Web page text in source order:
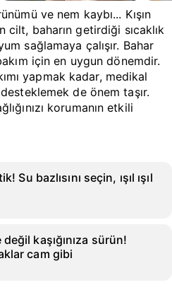
ve nem kaybı... Kışın
cilt, baharın getirdiği sıcaklık
sağlamaya çalışır. Bahar
için en uygun dönemdir.
yapmak kadar, medikal
de önem taşır.
korumanın etkili
bazlısını seçin, ışıl ışıl
kaşığınıza sürün!
cam gibi